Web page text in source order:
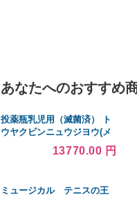
あなたへのおすすめ
投薬瓶乳児用（滅菌済） ト
ウヤクビンニュウジヨウ(メ
ッキン)(08-2890-02)30CC(20
ポンX25フクロイリ)
13770.00 円
ミュージカル テニスの王